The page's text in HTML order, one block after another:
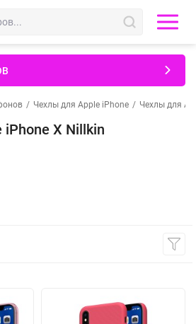
/ Чехлы для Apple iPhone / Чехлы для
X Nillkin